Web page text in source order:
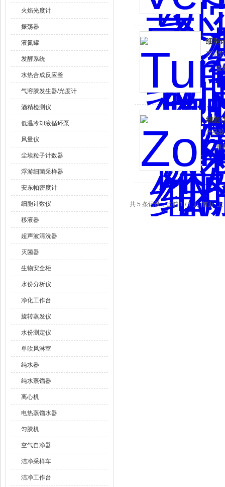
火焰光度计
振荡器
液氮罐
发酵系统
水热合成反应釜
气溶胶发生器/光度计
酒精检测仪
低温冷却液循环泵
风量仪
尘埃粒子计数器
浮游细菌采样器
安东帕密度计
细胞计数仪
移液器
超声波清洗器
灭菌器
生物安全柜
水份分析仪
净化工作台
旋转蒸发仪
水份测定仪
单吹风淋室
纯水器
纯水蒸馏器
离心机
电热蒸馏水器
匀胶机
空气自净器
洁净采样车
洁净工作台
细胞
产品型
查
细胞
产品型
查
共 5 条记录，当前 1 / 1 页 首页